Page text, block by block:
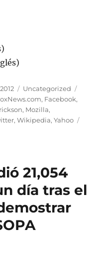
Categories
Uncategorized
, Facebook,
, Mozilla,
,Wikipedia,Yahoo
21,054
día tras el